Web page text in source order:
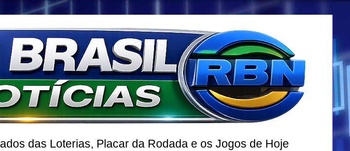
das Loterias, Placar da Rodada e os Jogos de Hoje